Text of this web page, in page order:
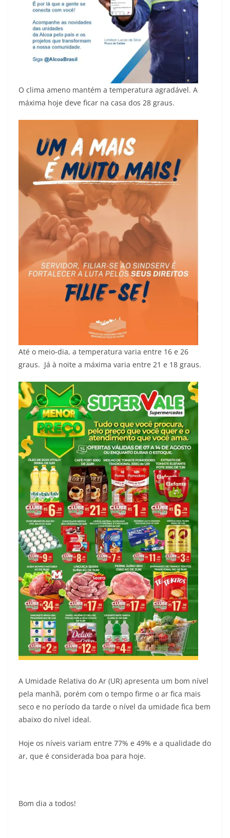
O clima ameno mantém a temperatura agradável. A
máxima hoje deve ficar na casa dos 28 graus.
Até o meio-dia, a temperatura varia entre 16 e 26
graus. Já à noite a máxima varia entre 21 e 18 graus.
A Umidade Relativa do Ar (UR) apresenta um bom nível
pela manhã, porém com o tempo firme o ar fica mais
seco e no período da tarde o nível da umidade fica bem
abaixo do nível ideal.
Hoje os níveis variam entre 77% e 49% e a qualidade do
ar, que é considerada boa para hoje.
Bom dia a todos!